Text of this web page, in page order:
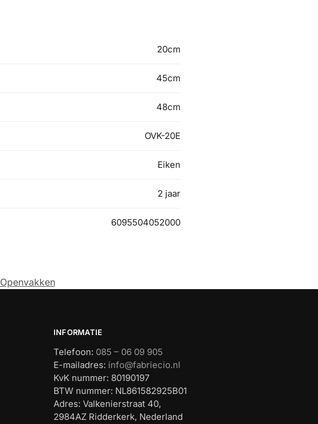
20cm
45cm
48cm
OVK-20E
Eiken
2 jaar
6095504052000
Openvakken
INFORMATIE
Telefoon: 085 – 06 09 905
E-mailadres: info@fabriecio.nl
KvK nummer: 80190197
BTW nummer: NL861582925B01
Adres: Valkenierstraat 40,
2984AZ Ridderkerk, Nederland